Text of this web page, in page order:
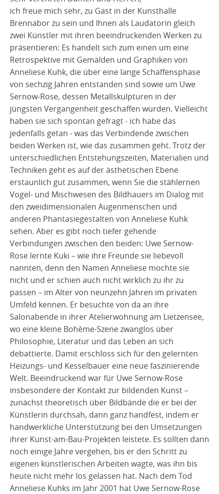
ich freue mich sehr, zu Gast in der Kunsthalle
Brennabor zu sein und Ihnen als Laudatorin gleich
zwei Künstler mit ihren beeindruckenden Werken zu
präsentieren: Es handelt sich zum einen um eine
Retrospektive mit Gemälden und Graphiken von
Anneliese Kuhk, die über eine lange Schaffensphase
von sechzig Jahren entstanden sind sowie um Uwe
Sernow-Rose, dessen Metallskulpturen in der
jüngsten Vergangenheit geschaffen wurden. Vielleicht
haben sie sich spontan gefragt - ich habe das
jedenfalls getan - was das Verbindende zwischen
beiden Werken ist, wie das zusammen geht. Trotz der
unterschiedlichen Entstehungszeiten, Materialien und
Techniken geht es auf der ästhetischen Ebene
erstaunlich gut zusammen, wenn Sie die stählernen
Vogel- und Mischwesen des Bildhauers im Dialog mit
den zweidimensionalen Augenmenschen und
anderen Phantasiegestalten von Anneliese Kuhk
sehen. Aber es gibt noch tiefer gehende
Verbindungen zwischen den beiden: Uwe Sernow-
Rose lernte Kuki – wie ihre Freunde sie liebevoll
nannten, denn den Namen Anneliese mochte sie
nicht und er schien auch nicht wirklich zu ihr zu
passen – im Alter von neunzehn Jahren im privaten
Umfeld kennen. Er besuchte von da an ihre
Salonabende in ihrer Atelierwohnung am Lietzensee,
wo eine kleine Bohème-Szene zwanglos über
Philosophie, Literatur und das Leben an sich
debattierte. Damit erschloss sich für den gelernten
Heizungs- und Kesselbauer eine neue faszinierende
Welt. Beeindruckend war für Uwe Sernow-Rose
insbesondere der Kontakt zur bildenden Kunst –
zunächst theoretisch über Bildbände die er bei der
Künstlerin durchsah, dann ganz handfest, indem er
handwerkliche Unterstützung bei den Umsetzungen
ihrer Kunst-am-Bau-Projekten leistete. Es sollten dann
noch einige Jahre vergehen, bis er den Schritt zu
eigenen künstlerischen Arbeiten wagte, was ihn bis
heute nicht mehr los gelassen hat. Nach dem Tod
Anneliese Kuhks im Jahr 2001 hat Uwe Sernow-Rose